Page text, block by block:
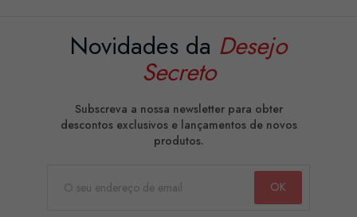
Novidades da Desejo
Secreto
Subscreva a nossa newsletter para obter
descontos exclusivos e lançamentos de novos
produtos.